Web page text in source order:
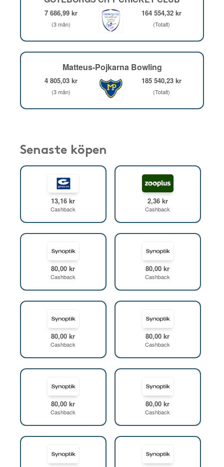
7 686,99 kr
(3 mån)
164 554,32 kr
(Totalt)
Matteus-Pojkarna Bowling
4 805,03 kr
(3 mån)
185 540,23 kr
(Totalt)
Senaste köpen
13,16 kr
Cashback
2,36 kr
Cashback
80,00 kr
Cashback
80,00 kr
Cashback
80,00 kr
Cashback
80,00 kr
Cashback
80,00 kr
Cashback
80,00 kr
Cashback